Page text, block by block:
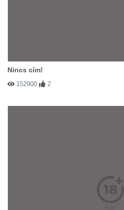
Nincs cím!
152900 2